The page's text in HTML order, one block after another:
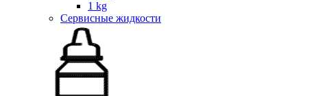
1 kg
Сервисные жидкости